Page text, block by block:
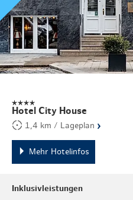
Hotel City House
1,4 km / Lageplan ›
Mehr Hotelinfos
Inklusivleistungen